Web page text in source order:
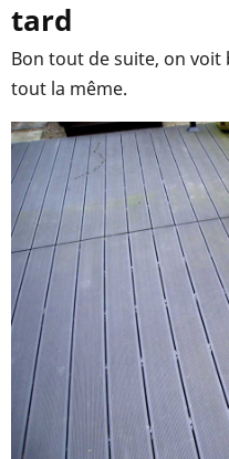
tard
Bon tout de suite, on
tout la même.